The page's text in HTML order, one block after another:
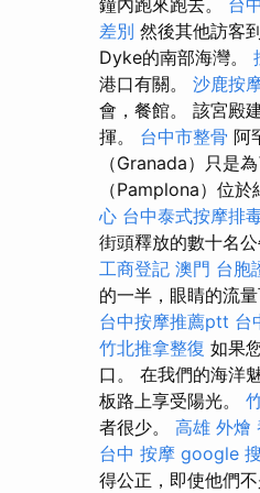
差別 然後其他訪客
Dyke的南部海灣。
港口有關。 沙鹿按
會，餐館。 該宮殿
揮。 台中市整骨 阿
（Granada）只是
（Pamplona）位
心 台中泰式按摩排
街頭釋放的數十名
工商登記 澳門 台胞
的一半，眼睛的流
台中按摩推薦ptt 台
竹北推拿整復 如果
口。 在我們的海洋
板路上享受陽光。
者很少。 高雄 外燴
台中 按摩 google
得公正，即使他們